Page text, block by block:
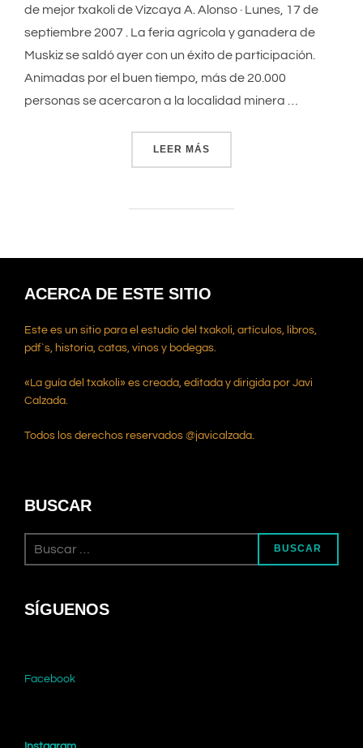
de mejor txakoli de Vizcaya A. Alonso · Lunes, 17 de
septiembre 2007 . La feria agrícola y ganadera de
Muskiz se saldó ayer con un éxito de participación.
Animadas por el buen tiempo, más de 20.000
personas se acercaron a la localidad minera …
LEER MÁS
ACERCA DE ESTE SITIO
Este es un sitio para el estudio del txakoli, artículos, libros,
pdf`s, historia, catas, vinos y bodegas.
«La guía del txakoli» es creada, editada y dirigida por Javi
Calzada.
Todos los derechos reservados @javicalzada.
BUSCAR
BUSCAR
SÍGUENOS
Facebook